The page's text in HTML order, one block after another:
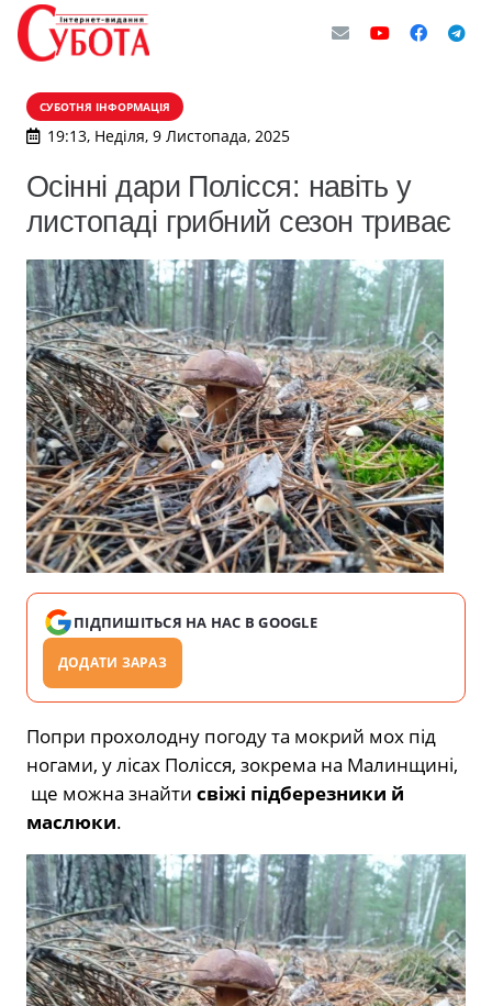
СУБОТНЯ ІНФОРМАЦІЯ
19:13, Неділя, 9 Листопада, 2025
Осінні дари Полісся: навіть у
листопаді грибний сезон триває
ПІДПИШІТЬСЯ НА НАС В GOOGLE
ДОДАТИ ЗАРАЗ
Попри прохолодну погоду та мокрий мох під
ногами, у лісах Полісся, зокрема на Малинщині,
ще можна знайти свіжі підберезники й
маслюки.